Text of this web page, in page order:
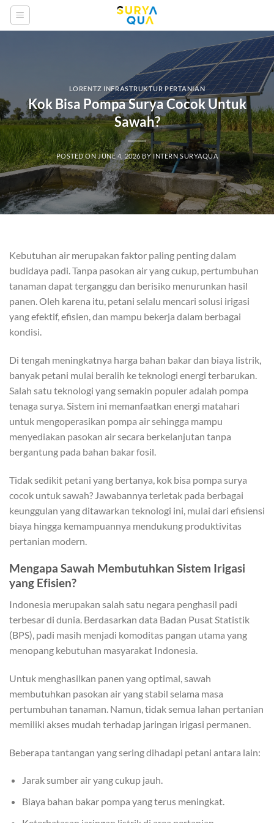
Skip
LORENTZ INFRASTRUKTUR PERTANIAN
Kok Bisa Pompa Surya Cocok Untuk
Sawah?
POSTED ONJUNE 4, 2026 BYINTERN SURYAQUA
Kebutuhan air merupakan faktor paling penting dalam
budidaya padi. Tanpa pasokan air yang cukup, pertumbuhan
tanaman dapat terganggu dan berisiko menurunkan hasil
panen. Oleh karena itu, petani selalu mencari solusi irigasi
yang efektif, efisien, dan mampu bekerja dalam berbagai
kondisi.
Di tengah meningkatnya harga bahan bakar dan biaya listrik,
banyak petani mulai beralih ke teknologi energi terbarukan.
Salah satu teknologi yang semakin populer adalah pompa
tenaga surya. Sistem ini memanfaatkan energi matahari
untuk mengoperasikan pompa air sehingga mampu
menyediakan pasokan air secara berkelanjutan tanpa
bergantung pada bahan bakar fosil.
Tidak sedikit petani yang bertanya, kok bisa pompa surya
cocok untuk sawah? Jawabannya terletak pada berbagai
keunggulan yang ditawarkan teknologi ini, mulai dari efisiensi
biaya hingga kemampuannya mendukung produktivitas
pertanian modern.
Mengapa Sawah Membutuhkan Sistem Irigasi
yang Efisien?
Indonesia merupakan salah satu negara penghasil padi
terbesar di dunia. Berdasarkan data Badan Pusat Statistik
(BPS), padi masih menjadi komoditas pangan utama yang
menopang kebutuhan masyarakat Indonesia.
Untuk menghasilkan panen yang optimal, sawah
membutuhkan pasokan air yang stabil selama masa
pertumbuhan tanaman. Namun, tidak semua lahan pertanian
memiliki akses mudah terhadap jaringan irigasi permanen.
Beberapa tantangan yang sering dihadapi petani antara lain:
Jarak sumber air yang cukup jauh.
Biaya bahan bakar pompa yang terus meningkat.